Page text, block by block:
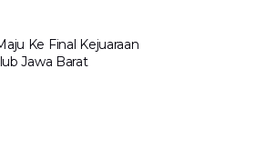
Ke Final Kejuaraan
Jawa Barat